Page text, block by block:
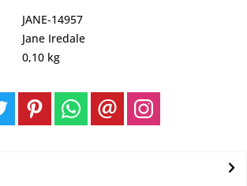
JANE-14957
Jane Iredale
0,10 kg